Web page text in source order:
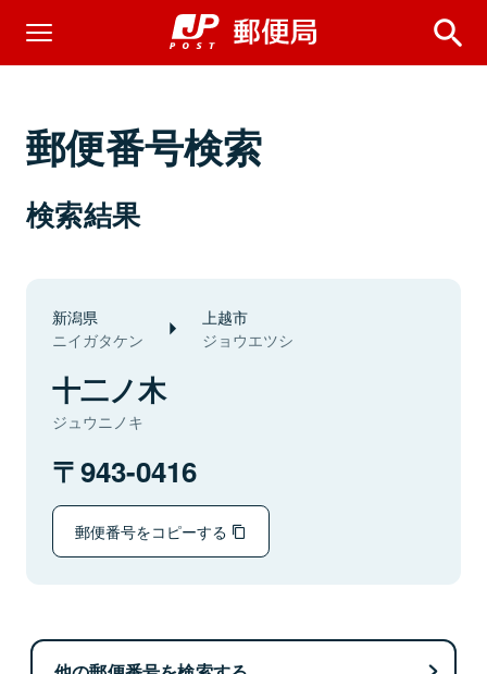
郵便番号検索
検索結果
新潟県
ニイガタケン
上越市
ジョウエツシ
十二ノ木
ジュウニノキ
943-0416
郵便番号をコピーする